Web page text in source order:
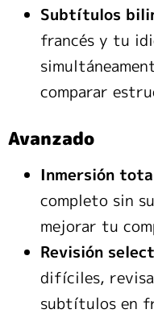
Subtítulos
francés y tu
comparar
Avanzado
Inmersión
completo sin
mejorar tu
Revisión
difíciles, revisa
subtítulos en